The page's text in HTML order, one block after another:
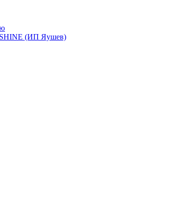
(ИП Яушев)